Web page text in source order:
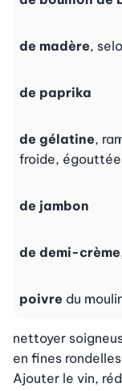
de madère,
de paprika
de gélatine,
froide,
de jambon
de demi-crème
poivre du
nettoyer
en fines
Ajouter le vin,